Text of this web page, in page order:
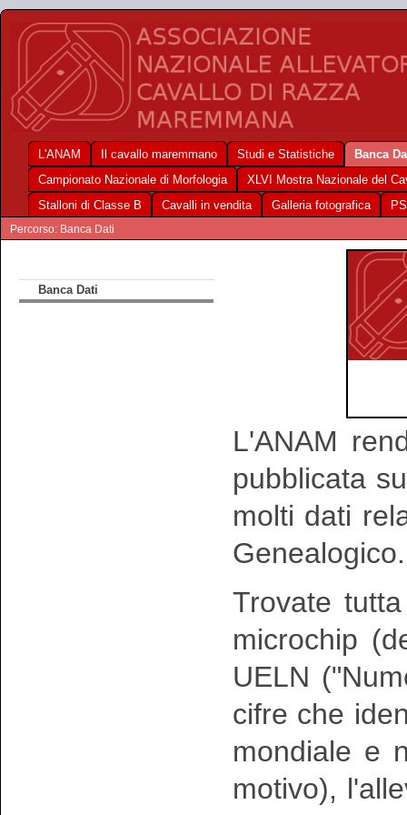
L'ANAM Il cavallo maremmano Studi e Statistiche
Banca
Campionato Nazionale di Morfologia
XLVI Mostra Nazionale del
Stalloni di Classe B
Cavalli in vendita Galleria fotografica
Percorso: Banca Dati
Banca Dati
L'ANAM
pubblicata
molti dati
Genealogico.
Trovate
microchip
UELN (
cifre che
mondiale e
motivo),